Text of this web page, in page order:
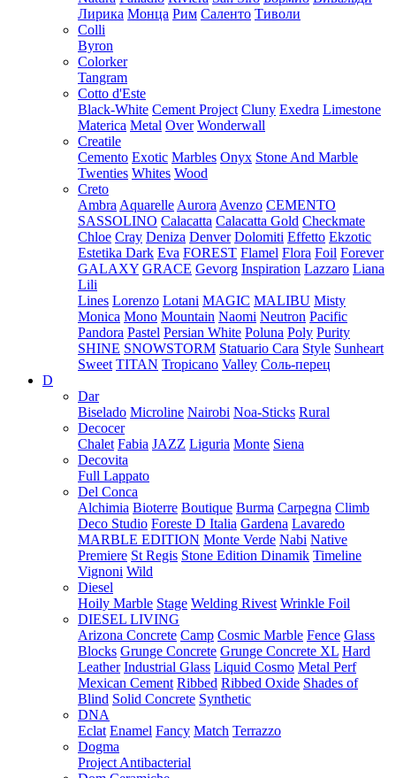
Лирика Монца Рим Саленто Тиволи
Colli
Byron
Colorker
Tangram
Cotto d'Este
Black-White Cement Project Cluny Exedra Limestone
Materica Metal Over Wonderwall
Creatile
Cemento Exotic Marbles Onyx Stone And Marble
Twenties Whites Wood
Creto
Ambra Aquarelle Aurora Avenzo CEMENTO
SASSOLINO Calacatta Calacatta Gold Checkmate
Chloe Cray Deniza Denver Dolomiti Effetto Ekzotic
Estetika Dark Eva FOREST Flamel Flora Foil Forever
GALAXY GRACE Gevorg Inspiration Lazzaro Liana
Lili
Lines Lorenzo Lotani MAGIC MALIBU Misty
Monica Mono Mountain Naomi Neutron Pacific
Pandora Pastel Persian White Poluna Poly Purity
SHINE SNOWSTORM Statuario Cara Style Sunheart
Sweet TITAN Tropicano Valley Соль-перец
D
Dar
Biselado Microline Nairobi Noa-Sticks Rural
Decocer
Chalet Fabia JAZZ Liguria Monte Siena
Decovita
Full Lappato
Del Conca
Alchimia Bioterre Boutique Burma Carpegna Climb
Deco Studio Foreste D Italia Gardena Lavaredo
MARBLE EDITION Monte Verde Nabi Native
Premiere St Regis Stone Edition Dinamik Timeline
Vignoni Wild
Diesel
Hoily Marble Stage Welding Rivest Wrinkle Foil
DIESEL LIVING
Arizona Concrete Camp Cosmic Marble Fence Glass
Blocks Grunge Concrete Grunge Concrete XL Hard
Leather Industrial Glass Liquid Cosmo Metal Perf
Mexican Cement Ribbed Ribbed Oxide Shades of
Blind Solid Concrete Synthetic
DNA
Eclat Enamel Fancy Match Terrazzo
Dogma
Project Antibacterial